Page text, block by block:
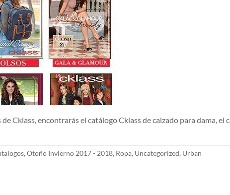
encontrarás el catálogo Cklass de calzado para dama, el
, Otoño Invierno 2017 - 2018, Ropa, Uncategorized, Urban